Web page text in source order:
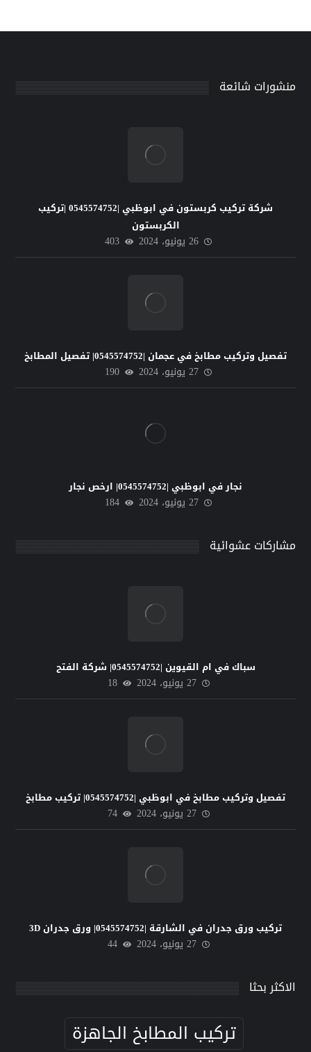
منشورات شائعة
شركة تركيب كربستون في ابوظبي |0545574752 |تركيب
الكربستون
26 يونيو، 2024 403
تفصيل وتركيب مطابخ في عجمان |0545574752| تفصيل المطابخ
27 يونيو، 2024 190
نجار في ابوظبي |0545574752| ارخص نجار
27 يونيو، 2024 184
مشاركات عشوائية
سباك في ام القيوين |0545574752| شركة الفتح
27 يونيو، 2024 18
تفصيل وتركيب مطابخ في ابوظبي |0545574752| تركيب مطابخ
27 يونيو، 2024 74
تركيب ورق جدران في الشارقة |0545574752| ورق جدران 3D
27 يونيو، 2024 44
الاكثر بحثا
تركيب المطابخ الجاهزة